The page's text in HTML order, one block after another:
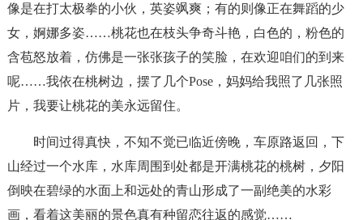
像是在打太极拳的小伙，英姿飒爽；有的则像正在舞蹈的少
女，婀娜多姿……桃花也在枝头争奇斗艳，白色的，粉色的
含苞怒放着，仿佛是一张张孩子的笑脸，在欢迎咱们的到来
呢……我依在桃树边，摆了几个Pose，妈妈给我照了几张照
片，我要让桃花的美永远留住。
时间过得真快，不知不觉已临近傍晚，车原路返回，下
山经过一个水库，水库周围到处都是开满桃花的桃树，夕阳
倒映在碧绿的水面上和远处的青山形成了一副绝美的水彩
画，看着这美丽的景色真有种留恋往返的感觉……